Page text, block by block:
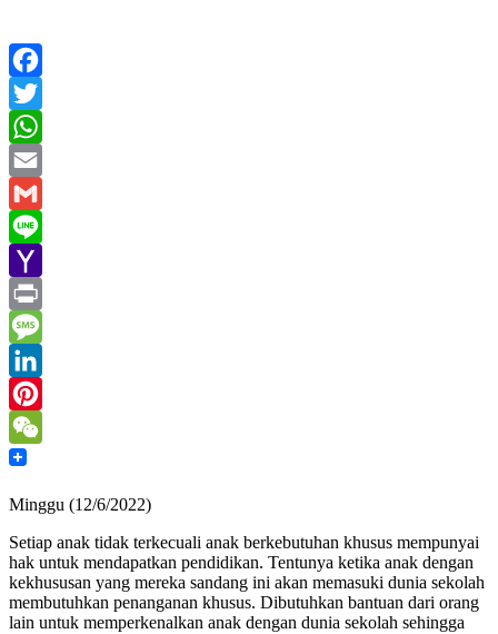
Facebook
Twitter
WhatsApp
Email
Gmail
Line
Yahoo
Mail
Print
Message
LinkedIn
Pinterest
WeChat
Minggu (12/6/2022)
Setiap anak tidak terkecuali anak berkebutuhan khusus mempunyai
hak untuk mendapatkan pendidikan. Tentunya ketika anak dengan
kekhususan yang mereka sandang ini akan memasuki dunia sekolah
membutuhkan penanganan khusus. Dibutuhkan bantuan dari orang
lain untuk memperkenalkan anak dengan dunia sekolah sehingga